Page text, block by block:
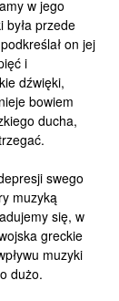
w jego
była przede
on jej
i
dźwięki,
bowiem
ducha,
swego
muzyką
się, w
greckie
muzyki
dużo.